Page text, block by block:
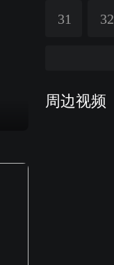
31 32
周边视频